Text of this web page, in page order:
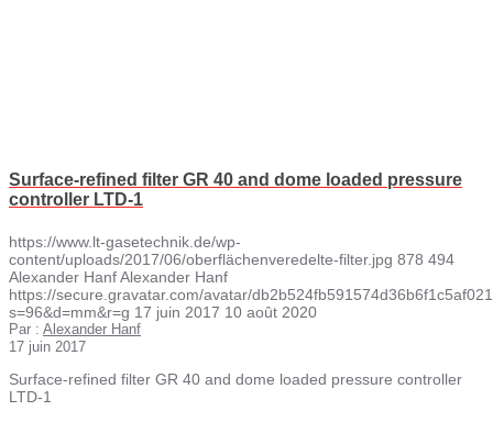
Surface-refined filter GR 40 and dome loaded pressure
controller LTD-1
https://www.lt-gasetechnik.de/wp-
content/uploads/2017/06/oberflächenveredelte-filter.jpg 878 494
Alexander HanfAlexander Hanf
https://secure.gravatar.com/avatar/
s=96&d=mm&r=g 17 juin 2017 10 août 2020
Par : Alexander Hanf
17 juin 2017
Surface-refined filter GR 40 and dome loaded pressure controller
LTD-1